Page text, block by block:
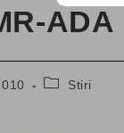
ADA
PostStiri